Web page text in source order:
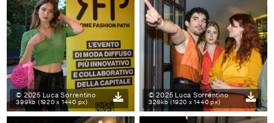
© 2025 Luca Sorrentino
399kb (1920 x 1440 px)
© 2025 Luca Sorrentino
328kb (1920 x 1440 px)